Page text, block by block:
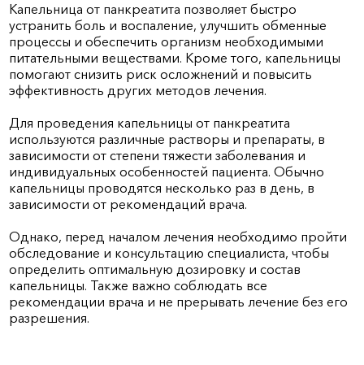
Капельница от панкреатита позволяет быстро
устранить боль и воспаление, улучшить обменные
процессы и обеспечить организм необходимыми
питательными веществами. Кроме того, капельницы
помогают снизить риск осложнений и повысить
эффективность других методов лечения.
Для проведения капельницы от панкреатита
используются различные растворы и препараты, в
зависимости от степени тяжести заболевания и
индивидуальных особенностей пациента. Обычно
капельницы проводятся несколько раз в день, в
зависимости от рекомендаций врача.
Однако, перед началом лечения необходимо пройти
обследование и консультацию специалиста, чтобы
определить оптимальную дозировку и состав
капельницы. Также важно соблюдать все
рекомендации врача и не прерывать лечение без его
разрешения.